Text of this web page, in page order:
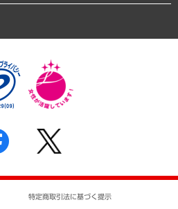
の手続きについて
特定商取引法に基づく提示